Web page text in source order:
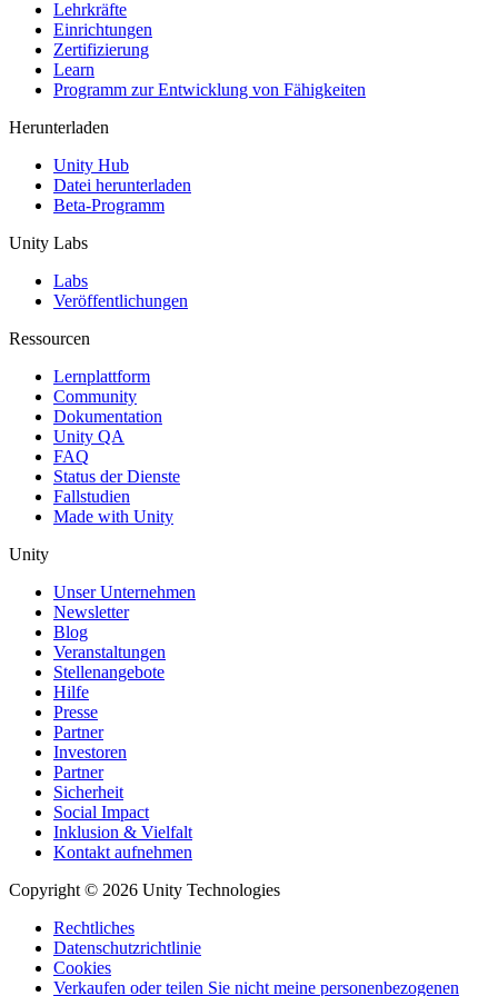
XR-Spiele
XR-Spiele plattformübergreifend starten
Multiplayer-Spiele
Vereinfachte Entwicklung von Multiplayer-Spielen
Lehrkräfte
Einrichtungen
Zertifizierung
Learn
Programm zur Entwicklung von Fähigkeiten
Herunterladen
Unity Hub
Datei herunterladen
Beta-Programm
Unity Labs
Labs
Veröffentlichungen
Ressourcen
Lernplattform
Community
Dokumentation
Unity QA
FAQ
Status der Dienste
Fallstudien
Made with Unity
Unity
Unser Unternehmen
Newsletter
Blog
Veranstaltungen
Stellenangebote
Hilfe
Presse
Partner
Investoren
Partner
Sicherheit
Social Impact
Inklusion & Vielfalt
Kontakt aufnehmen
Copyright © 2026 Unity Technologies
Rechtliches
Datenschutzrichtlinie
Cookies
Verkaufen oder teilen Sie nicht meine personenbezogenen